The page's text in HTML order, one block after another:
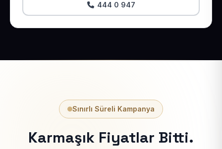
444 0 947
Sınırlı Süreli Kampanya
Karmaşık Fiyatlar Bitti.